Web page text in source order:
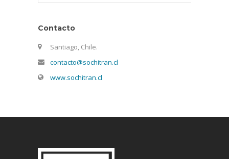
Contacto
Santiago, Chile.
contacto@sochitran.cl
www.sochitran.cl